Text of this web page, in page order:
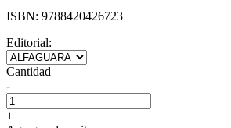
ISBN: 9788420426723
Editorial:
Cantidad
-
+